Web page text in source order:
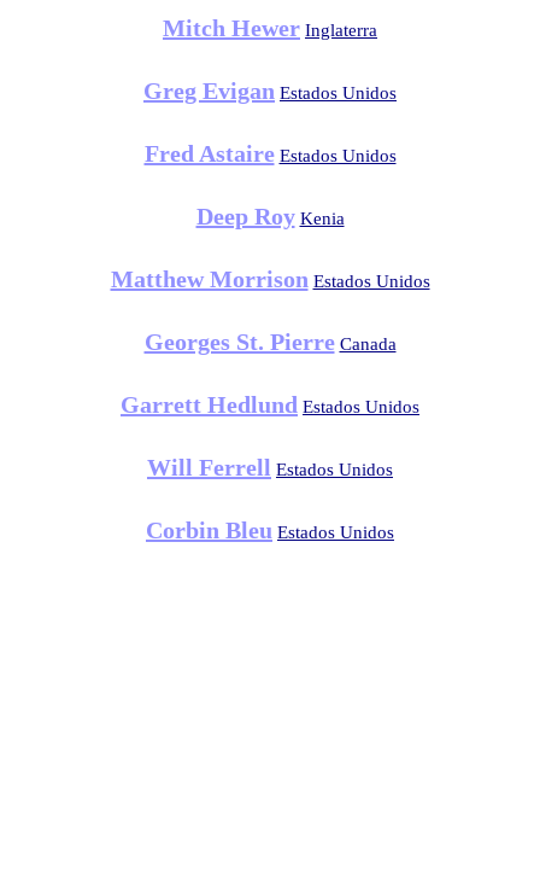
Mitch Hewer Inglaterra
Greg Evigan Estados Unidos
Fred Astaire Estados Unidos
Deep Roy Kenia
Matthew Morrison Estados Unidos
Georges St. Pierre Canada
Garrett Hedlund Estados Unidos
Will Ferrell Estados Unidos
Corbin Bleu Estados Unidos